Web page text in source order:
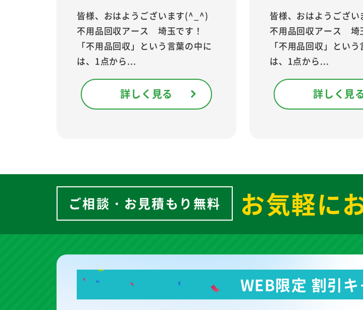
皆様、おはようございます(^_^)
不用品回収アース 埼玉です！
「不用品回収」という言葉の中に
は、1点から...
詳しく見る
皆様、おはようござ
不用品回収アース 埼
「不用品回収」とい
は、1点から...
詳しく見
ご相談・お見積もり無料 お気軽に
WEB限定 割引